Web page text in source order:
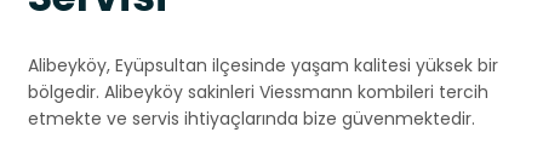
Alibeyköy, Eyüpsultan ilçesinde yaşam kalitesi yüksek bir
bölgedir. Alibeyköy sakinleri Viessmann kombileri tercih
etmekte ve servis ihtiyaçlarında bize güvenmektedir.